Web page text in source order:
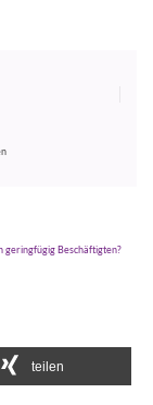
geringfügig Beschäftigten?
teilen